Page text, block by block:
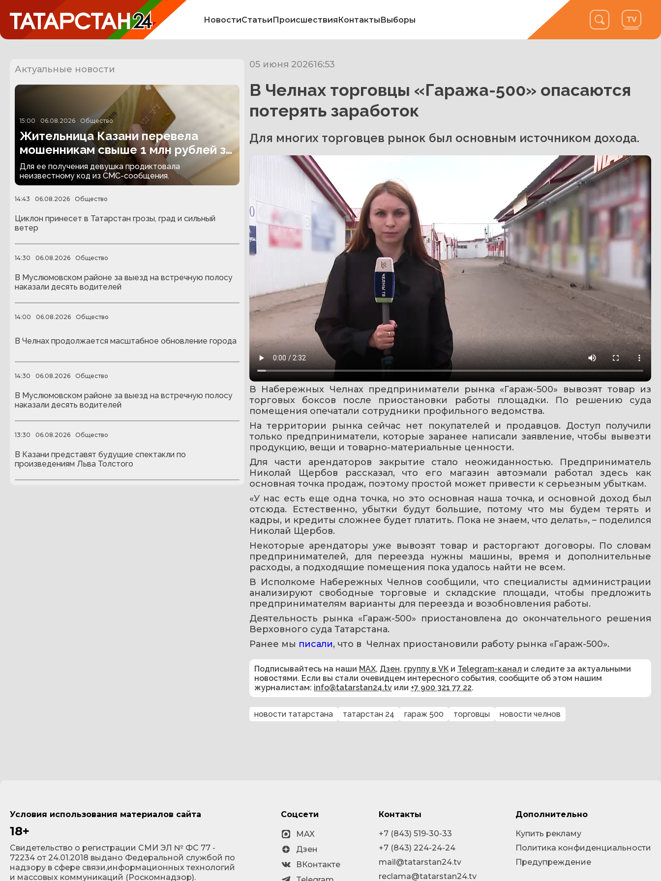
НовостиСтатьиПроисшествияКонтактыВыборы
Актуальные новости
15:00 06.08.2026 Общество
Жительница Казани перевела
мошенникам свыше 1 млн рублей за
несуществующую посылку
Для ее получения девушка продиктовала
неизвестному код из СМС-сообщения.
14:43 06.08.2026 Общество
Циклон принесет в Татарстан грозы, град и сильный
ветер
14:30 06.08.2026 Общество
В Муслюмовском районе за выезд на встречную полосу
наказали десять водителей
14:00 06.08.2026 Общество
В Челнах продолжается масштабное обновление города
14:30 06.08.2026 Общество
В Муслюмовском районе за выезд на встречную полосу
наказали десять водителей
13:30 06.08.2026 Общество
В Казани представят будущие спектакли по
произведениям Льва Толстого
05 июня 202616:53
В Челнах торговцы «Гаража-500» опасаются
потерять заработок
Для многих торговцев рынок был основным источником дохода.
В Набережных Челнах предприниматели рынка «Гараж-500» вывозят товар из
торговых боксов после приостановки работы площадки. По решению суда
помещения опечатали сотрудники профильного ведомства.
На территории рынка сейчас нет покупателей и продавцов. Доступ получили
только предприниматели, которые заранее написали заявление, чтобы вывезти
продукцию, вещи и товарно-материальные ценности.
Для части арендаторов закрытие стало неожиданностью. Предприниматель
Николай Щербов рассказал, что его магазин автоэмали работал здесь как
основная точка продаж, поэтому простой может привести к серьезным убыткам.
«У нас есть еще одна точка, но это основная наша точка, и основной доход был
отсюда. Естественно, убытки будут большие, потому что мы будем терять и
кадры, и кредиты сложнее будет платить. Пока не знаем, что делать», – поделился
Николай Щербов.
Некоторые арендаторы уже вывозят товар и расторгают договоры. По словам
предпринимателей, для переезда нужны машины, время и дополнительные
расходы, а подходящие помещения пока удалось найти не всем.
В Исполкоме Набережных Челнов сообщили, что специалисты администрации
анализируют свободные торговые и складские площади, чтобы предложить
предпринимателям варианты для переезда и возобновления работы.
Деятельность рынка «Гараж-500» приостановлена до окончательного решения
Верховного суда Татарстана.
Ранее мы писали, что в  Челнах приостановили работу рынка «Гараж-500».
Подписывайтесь на наши MAX, Дзен, группу в VK и Telegram-канал и следите за актуальными
новостями. Если вы стали очевидцем интересного события, сообщите об этом нашим
журналистам: info@tatarstan24.tv или +7 900 321 77 22.
новости татарстана татарстан 24 гараж 500 торговцы новости челнов
Условия использования материалов сайта
18+
Cвидетельство о регистрации СМИ ЭЛ № ФС 77 -
72234 от 24.01.2018 выдано Федеральной службой по
надзору в сфере связи,информационных технологий
и массовых коммуникаций (Роскомнадзор).
Соцсети
MAX
Дзен
ВКонтакте
Контакты
+7 (843) 519-30-33
+7 (843) 224-24-24
mail@tatarstan24.tv
reclama@tatarstan24.tv
Дополнительно
Купить рекламу
Политика конфиденциальности
Предупреждение